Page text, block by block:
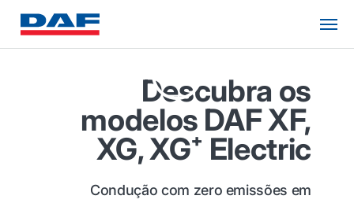
Descubra os
modelos DAF XF,
XG, XG⁺ Electric
Condução com zero emissões em